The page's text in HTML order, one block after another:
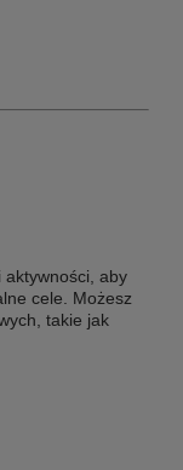
aktywności, aby
cele. Możesz
takie jak